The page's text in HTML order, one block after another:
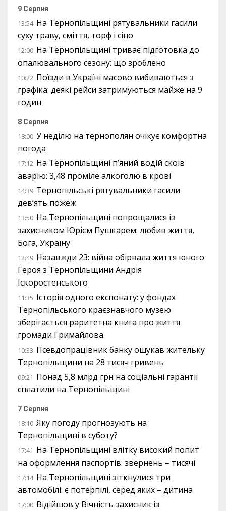
9 Серпня
13:54 На Тернопільщині рятувальники гасили
суху траву, сміття, торф і сіно
12:00 На Тернопільщині триває підготовка до
опалювального сезону: що зроблено
10:22 Поїзди в Україні масово вибиваються з
графіка: деякі рейси затримуються майже на 9
годин
8 Серпня
18:00 У неділю на тернополян очікує комфортна
погода
17:12 На Тернопільщині п’яний водій скоїв
аварію: 3,48 проміле алкоголю в крові
14:39 Тернопільські рятувальники гасили
дев’ять пожеж
13:50 На Тернопільщині попрощалися із
захисником Юрієм Пушкарем: любив життя,
Бога, Україну
12:49 Назавжди 23: війна обірвала життя юного
Героя з Тернопільщини Андрія
Іскоростенського
11:35 Історія одного експонату: у фондах
Тернопільського краєзнавчого музею
зберігається раритетна книга про життя
громади Гримайлова
10:33 Псевдопрацівник банку ошукав жительку
Тернопільщини на 28 тисяч гривень
09:21 Понад 5,8 млрд грн на соціальні гарантії
сплатили на Тернопільщині
7 Серпня
18:10 Яку погоду прогнозують на
Тернопільщині в суботу?
17:41 На Тернопільщині влітку високий попит
на оформлення паспортів: звернень – тисячі
17:14 На Тернопільщині зіткнулися три
автомобілі: є потерпілі, серед яких – дитина
17:00 Відійшов у Вічність захисник із